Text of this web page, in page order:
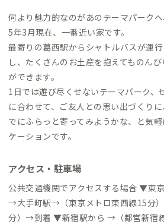
何より魅力的なのがあのテーマパーク
5年3月現在、一番近い家です。
最寄りの葛西駅からシャトルバスが運
し、たくさんのお土産を抱えてものん
ができます。
1日では遊び尽くせないテーマパーク、
に合わせて、ご友人との思い出づくり
でにふらっと寄ってみようかな、と気
ケーションです。
アクセス・駐車場
公共交通機関でアクセスする場合 ▼東
→大手町駅→（東京メトロ東西線15分
分）→到着 ▼新宿駅から →（都営新宿